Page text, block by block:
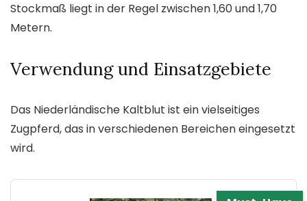
Stockmaß liegt in der Regel zwischen 1,60 und 1,70
Metern.
Verwendung und Einsatzgebiete
Das Niederländische Kaltblut ist ein vielseitiges
Zugpferd, das in verschiedenen Bereichen eingesetzt
wird.